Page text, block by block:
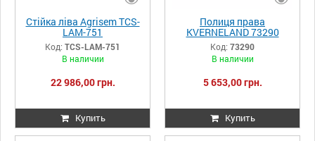
Стійка ліва Agrisem TCS-
LAM-751
Код: TCS-LAM-751
В наличии
22 986,00 грн.
Купить
Полиця права
KVERNELAND 73290
Код: 73290
В наличии
5 653,00 грн.
Купить